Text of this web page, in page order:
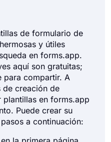
de Formularios
de formulario de
y útiles
en forms.app.
aquí son gratuitas;
para compartir. A
creación de
en forms.app
Puede crear su
a continuación: